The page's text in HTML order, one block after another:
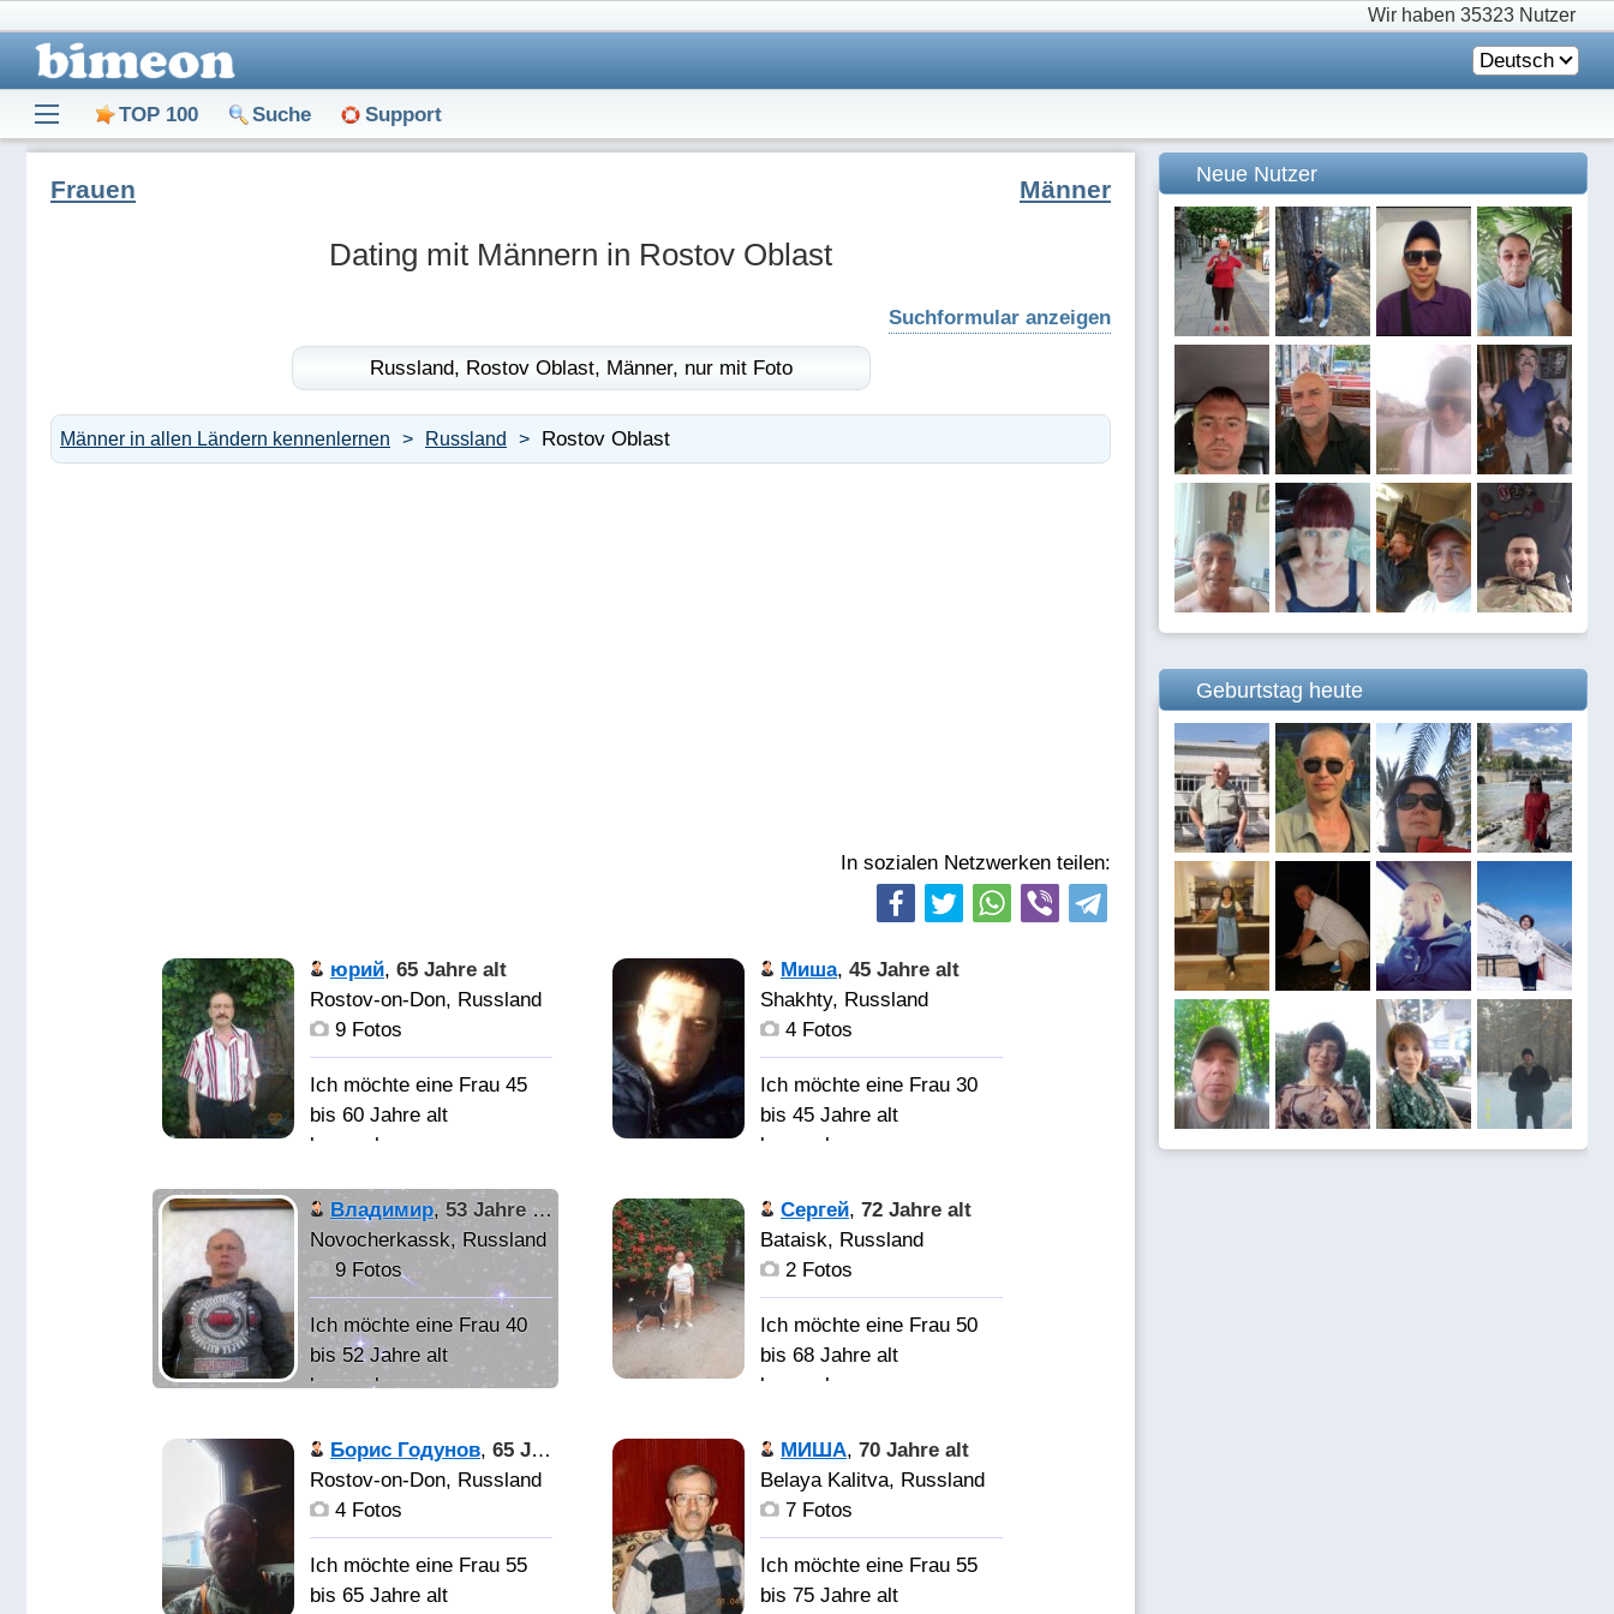
Wir haben 35323 Nutzer
Deutsch
TOP 100 Suche Support
Dating mit Männern in Rostov Oblast
Frauen Männer
Suchformular anzeigen
Russland, Rostov Oblast, Männer, nur mit Foto
Männer in allen Ländern kennenlernen Russland Rostov Oblast
In sozialen Netzwerken teilen:
юрий, 65 Jahre alt
Rostov-on-Don, Russland
9 Fotos
Ich möchte eine Frau 45
bis 60 Jahre alt
kennenlernen
НЕМНОГО О
СЕБЕ! РОСТОВЧАНИН!
ОБЛАДАЮ ЧУВСТВОМ
ЮМОРА-ТАКТА И
ДОЛГА! НАХОЖУСЬ В
ТОМ ВОЗРАСТЕ КОГДА
ДУРЬ ПРОШЛА А
ПСИХОЛОГИЧЕСКИ
ВЫДЕРЖАН! ТРЕЗВО
ВОСПИТАН! БЫЛ
ДЕТСКОМ САДУ-
СОВЕРШИЛ
Миша, 45 Jahre alt
Shakhty, Russland
4 Fotos
Ich möchte eine Frau 30
bis 45 Jahre alt
kennenlernen
Всё приходит
к тем, кто с терпением
судьбы ожидает!
Просто
настоящую!!!
Владимир, 53 Jahre alt
Novocherkassk, Russland
9 Fotos
Ich möchte eine Frau 40
bis 52 Jahre alt
kennenlernen
Вдовец,
непьющий,
неконфликтный. Ценю
отношениях.
Сергей, 72 Jahre alt
Bataisk, Russland
2 Fotos
Ich möchte eine Frau 50
bis 68 Jahre alt
kennenlernen
Увлекаюсь
психоанализом,
психологией. В
доверие,
взаимопонимание,
Борис Годунов, 65 Jahre alt
Rostov-on-Don, Russland
4 Fotos
Ich möchte eine Frau 55
bis 65 Jahre alt
МИША, 70 Jahre alt
Belaya Kalitva, Russland
7 Fotos
Ich möchte eine Frau 55
bis 75 Jahre alt
Neue Nutzer
Geburtstag heute